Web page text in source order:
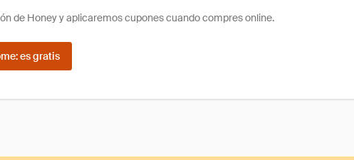
de Honey y aplicaremos cupones cuando compres online.
es gratis